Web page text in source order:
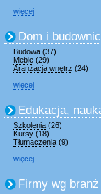
więcej
Dom i
Budowa (37)
Meble (29)
Aranżacja wnętrz (24)
więcej
Edukacja,
Szkolenia (26)
Kursy (18)
Tłumaczenia (9)
więcej
Firmy wg branż